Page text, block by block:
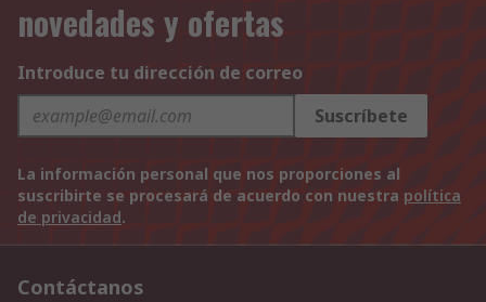
novedades y ofertas
Introduce tu dirección de correo
Suscríbete
La información personal que nos proporciones al
suscribirte se procesará de acuerdo con nuestra política
de privacidad.
Contáctanos